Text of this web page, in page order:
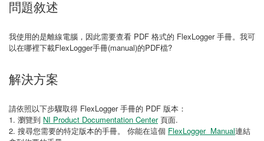
問題敘述
我使用的是離線電腦，因此需要查看 PDF 格式的 FlexLogger 手冊。我可
以在哪裡下載FlexLogger手冊(manual)的PDF檔?
解決方案
請依照以下步驟取得 FlexLogger 手冊的 PDF 版本：
1. 瀏覽到 NI Product Documentation Center頁面.
2. 搜尋您需要的特定版本的手冊。 你能在這個 FlexLogger Manual連結